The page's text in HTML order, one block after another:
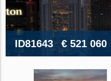
ID81643 € 521 060